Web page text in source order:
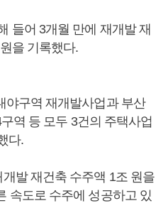
들어 3개월 만에 재개발 재
을 기록했다.
야구역 재개발사업과 부산
역 등 모두 3건의 주택사업
다.
발 재건축 수주액 1조 원을
속도로 수주에 성공하고 있